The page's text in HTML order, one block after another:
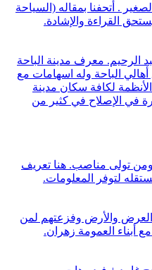
. أتحفنا بمقاله (السياحة
القراءة والإشادة.
الرحيم. معرف مدينة الباحة
الباحة وله اسهامات مع
لكافة سكان مدينة
في الإصلاح في كثير من
ومن تولى مناصب. هنا تعريف
لتوفر المعلومات.
والأرض وفزعتهم لمن
أبناء العمومة زهران.